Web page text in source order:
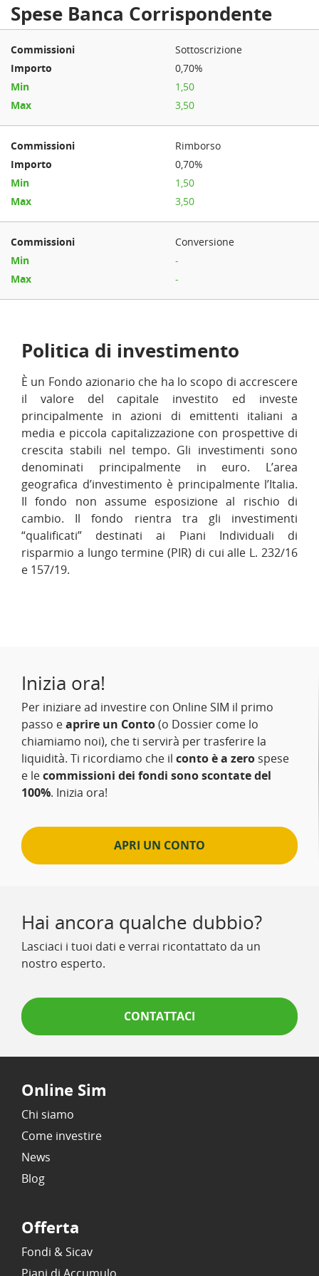
Spese Banca Corrispondente
Sottoscrizione
0,70%
1,50
3,50
Rimborso
0,70%
1,50
3,50
Conversione
-
-
Politica di investimento
È un Fondo azionario che ha lo scopo di accrescere
il valore del capitale investito ed investe
principalmente in azioni di emittenti italiani a
media e piccola capitalizzazione con prospettive di
crescita stabili nel tempo. Gli investimenti sono
denominati principalmente in euro. L’area
geografica d’investimento è principalmente l’Italia.
Il fondo non assume esposizione al rischio di
cambio. Il fondo rientra tra gli investimenti
“qualificati” destinati ai Piani Individuali di
risparmio a lungo termine (PIR) di cui alle L. 232/16
e 157/19.
Inizia ora!
Per iniziare ad investire con Online SIM il primo
passo eaprire un Conto(o Dossier come lo
chiamiamo noi), che ti servirà per trasferire la
liquidità. Ti ricordiamo che il conto è a zero spese
e lecommissioni dei fondi sono scontate del
100%. Inizia ora!
APRI UN CONTO
Hai ancora qualche dubbio?
Lasciaci i tuoi dati e verrai ricontattato da un
nostro esperto.
CONTATTACI
Online Sim
Chi siamo
Come investire
News
Blog
Offerta
Fondi & Sicav